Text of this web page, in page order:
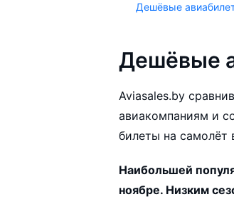
Дешёвые
Дешёвые
Aviasales.by
авиакомпаниям и
билеты на самолёт
Наибольшей
ноябре. Низким